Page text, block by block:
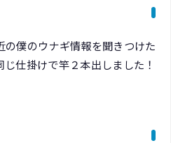
僕のウナギ情報を聞きつけた
仕掛けで竿２本出しました！